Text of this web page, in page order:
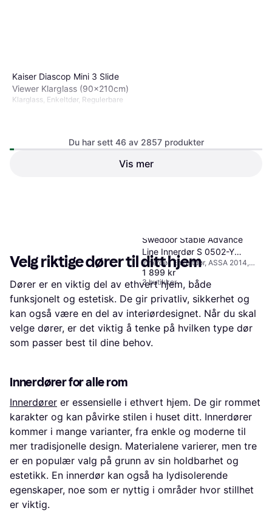
Kaiser Diascop Mini 3 Slide
Viewer Klarglass (90x210cm)
Klarglass, Enkeltdør, Regulerbare
Swedoor Stable Advance
Line Innerdør S 0502-Y
(80x200cm)
Innerdør, Enkeltdør, ASSA 2014,
Snap-In
1 899 kr
3 butikker
Du har sett 46 av 2857 produkter
Vis mer
Velg riktige dører til ditt hjem
Dører er en viktig del av ethvert hjem, både
funksjonelt og estetisk. De gir privatliv, sikkerhet og
kan også være en del av interiørdesignet. Når du skal
velge dører, er det viktig å tenke på hvilken type dør
som passer best til dine behov.
Innerdører for alle rom
Innerdører er essensielle i ethvert hjem. De gir rommet
karakter og kan påvirke stilen i huset ditt. Innerdører
kommer i mange varianter, fra enkle og moderne til
mer tradisjonelle design. Materialene varierer, men tre
er en populær valg på grunn av sin holdbarhet og
estetikk. En innerdør kan også ha lydisolerende
egenskaper, noe som er nyttig i områder hvor stillhet
er viktig.